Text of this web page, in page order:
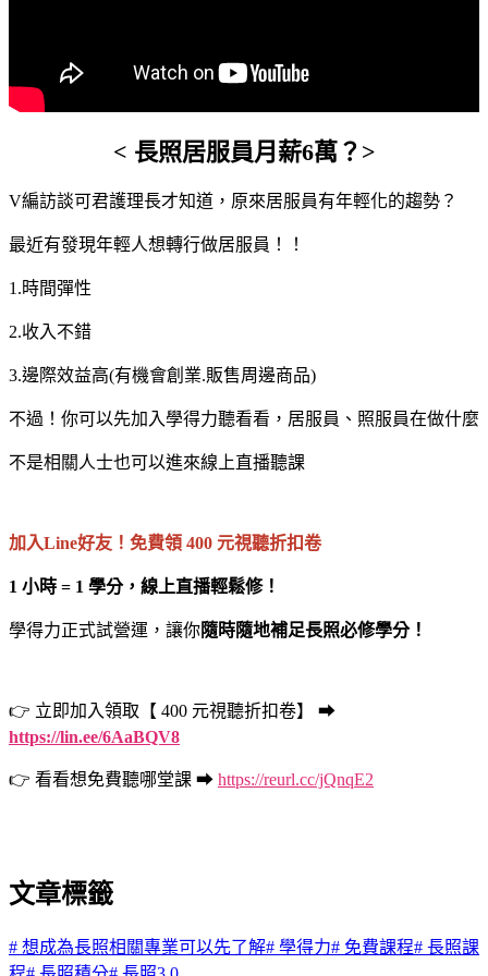
< 長照居服員月薪6萬？>
V編訪談可君護理長才知道，原來居服員有年輕化的趨勢？
最近有發現年輕人想轉行做居服員！！
1.時間彈性
2.收入不錯
3.邊際效益高(有機會創業.販售周邊商品)
不過！你可以先加入學得力聽看看，居服員、照服員在做什麼
不是相關人士也可以進來線上直播聽課
加入Line好友！免費領 400 元視聽折扣卷
1 小時 = 1 學分，線上直播輕鬆修！
學得力正式試營運，讓你隨時隨地補足長照必修學分！
👉 立即加入領取【 400 元視聽折扣卷】 ➡
https://lin.ee/6AaBQV8
👉 看看想免費聽哪堂課 ➡ https://reurl.cc/jQnqE2
文章標籤
# 想成為長照相關專業可以先了解# 學得力# 免費課程# 長照課